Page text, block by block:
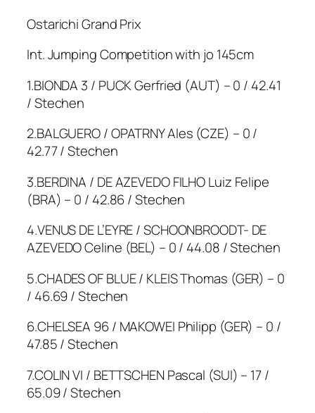
Ostarichi Grand Prix
Int. Jumping Competition with jo 145cm
1.BIONDA 3 / PUCK Gerfried (AUT) – 0 / 42.41
/ Stechen
2.BALGUERO / OPATRNY Ales (CZE) – 0 /
42.77 / Stechen
3.BERDINA / DE AZEVEDO FILHO Luiz Felipe
(BRA) – 0 / 42.86 / Stechen
4.VENUS DE L’EYRE / SCHOONBROODT- DE
AZEVEDO Celine (BEL) – 0 / 44.08 / Stechen
5.CHADES OF BLUE / KLEIS Thomas (GER) – 0
/ 46.69 / Stechen
6.CHELSEA 96 / MAKOWEI Philipp (GER) – 0 /
47.85 / Stechen
7.COLIN VI / BETTSCHEN Pascal (SUI) – 17 /
65.09 / Stechen